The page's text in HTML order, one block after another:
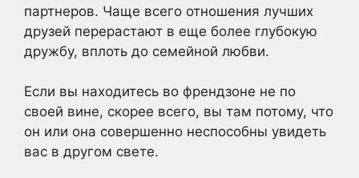
партнеров. Чаще всего отношения лучших
друзей перерастают в еще более глубокую
дружбу, вплоть до семейной любви.
Если вы находитесь во френдзоне не по
своей вине, скорее всего, вы там потому, что
он или она совершенно неспособны увидеть
вас в другом свете.